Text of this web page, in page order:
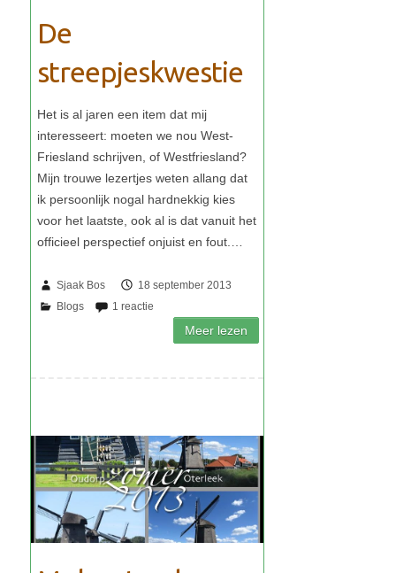
De
streepjeskwestie
Sjaak Bos 18 september 2013